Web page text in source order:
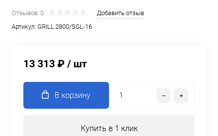
Отзывов: 0
Добавить отзыв
Артикул: GRILL.2800/SGL-16
13 313 ₽ / шт
В корзину
Купить в 1 клик